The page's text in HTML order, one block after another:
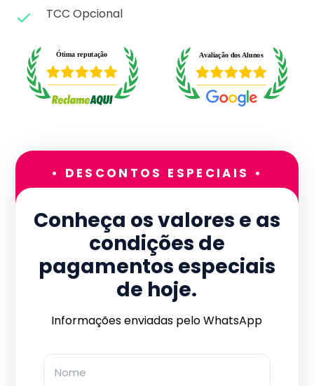
TCC Opcional
• DESCONTOS ESPECIAIS •
Conheça os valores e as
condições de
pagamentos especiais
de hoje.
Informações enviadas pelo WhatsApp